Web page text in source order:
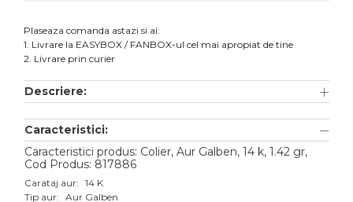
Accesorii
Aur alb
Aur roz
Aur mixt
Plaseaza comanda astazi si ai:
1. Livrare la EASYBOX / FANBOX-ul cel mai apropiat de tine
2. Livrare prin curier
Descriere:
Caracteristici:
Caracteristici produs: Colier, Aur Galben, 14 k, 1.42 gr,
Cod Produs: 817886
Carataj aur: 14 K
Tip aur: Aur Galben